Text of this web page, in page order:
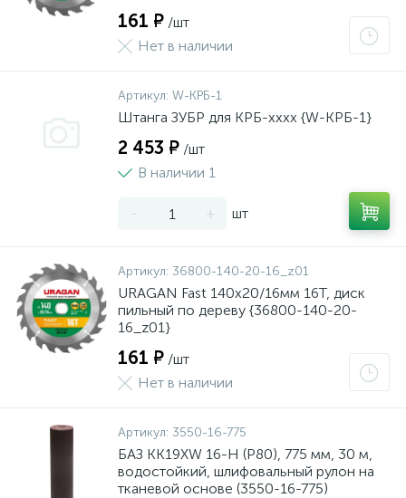
161 ₽ /шт
Нет в наличии
Артикул: W-КРБ-1
Штанга ЗУБР для КРБ-хххх {W-КРБ-1}
2 453 ₽ /шт
В наличии 1
- + шт
Артикул: 36800-140-20-16_z01
URAGAN Fast 140x20/16мм 16Т, диск
пильный по дереву {36800-140-20-
16_z01}
161 ₽ /шт
Нет в наличии
Артикул: 3550-16-775
БАЗ KK19XW 16-H (Р80), 775 мм, 30 м,
водостойкий, шлифовальный рулон на
тканевой основе (3550-16-775)